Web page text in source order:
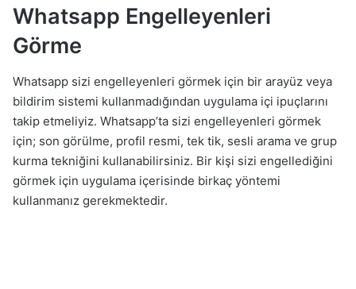
Whatsapp Engelleyenleri
Görme
Whatsapp sizi engelleyenleri görmek için bir arayüz veya
bildirim sistemi kullanmadığından uygulama içi ipuçlarını
takip etmeliyiz. Whatsapp’ta sizi engelleyenleri görmek
için; son görülme, profil resmi, tek tik, sesli arama ve grup
kurma tekniğini kullanabilirsiniz. Bir kişi sizi engellediğini
görmek için uygulama içerisinde birkaç yöntemi
kullanmanız gerekmektedir.